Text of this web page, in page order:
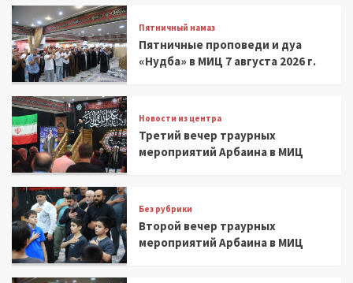
Пятничный намаз
Пятничные проповеди и дуа
«Нудба» в МИЦ 7 августа 2026 г.
Новости из центра
Третий вечер траурных
мероприятий Арбаина в МИЦ
Без рубрики
Второй вечер траурных
мероприятий Арбаина в МИЦ